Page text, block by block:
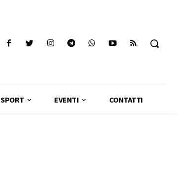
SPORT EVENTI CONTATTI